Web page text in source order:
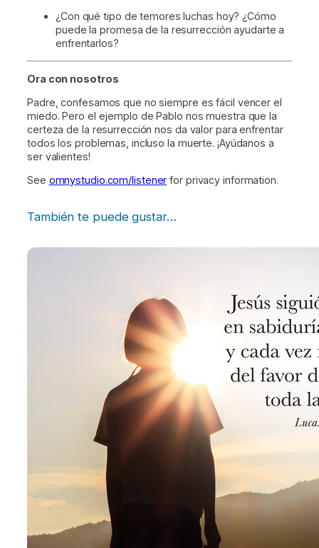
¿Con qué tipo de temores luchas hoy? ¿Cómo
puede la promesa de la resurrección ayudarte a
enfrentarlos?
Ora con nosotros
Padre, confesamos que no siempre es fácil vencer el
miedo. Pero el ejemplo de Pablo nos muestra que la
certeza de la resurrección nos da valor para enfrentar
todos los problemas, incluso la muerte. ¡Ayúdanos a
ser valientes!
See omnystudio.com/listener for privacy information.
También te puede gustar…